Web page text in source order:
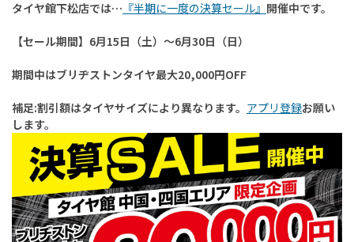
タイヤ館下松店では… 『半期に一度の決算セール』 開催中です。
【セール期間】6月15日（土）～6月30日（日）
期間中はブリヂストンタイヤ最大20,000円OFF
補足:割引額はタイヤサイズにより異なります。 アプリ登録お願い
します。